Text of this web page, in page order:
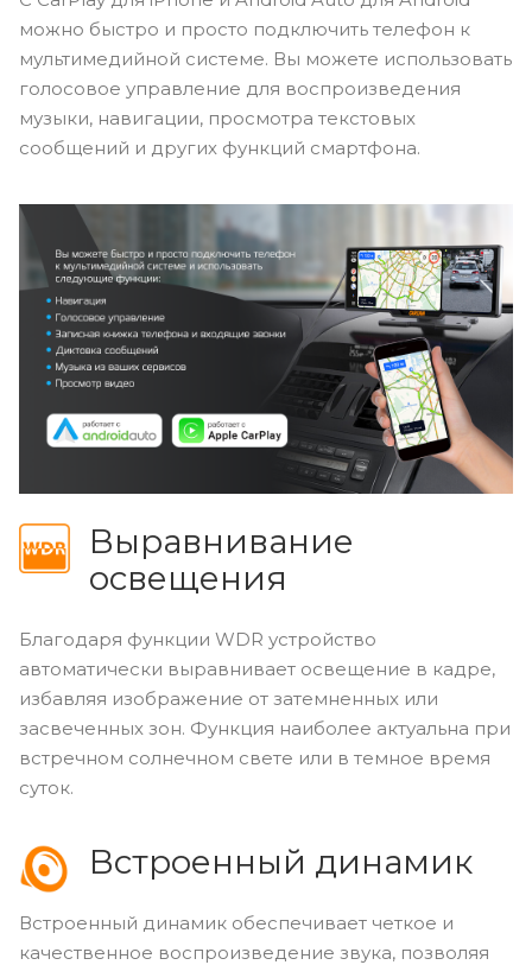
можно быстро и просто подключить телефон к
мультимедийной системе. Вы можете использовать
голосовое управление для воспроизведения
музыки, навигации, просмотра текстовых
сообщений и других функций смартфона.
Выравнивание
освещения
Благодаря функции WDR устройство
автоматически выравнивает освещение в кадре,
избавляя изображение от затемненных или
засвеченных зон. Функция наиболее актуальна при
встречном солнечном свете или в темное время
суток.
Встроенный динамик
Встроенный динамик обеспечивает четкое и
качественное воспроизведение звука, позволяя